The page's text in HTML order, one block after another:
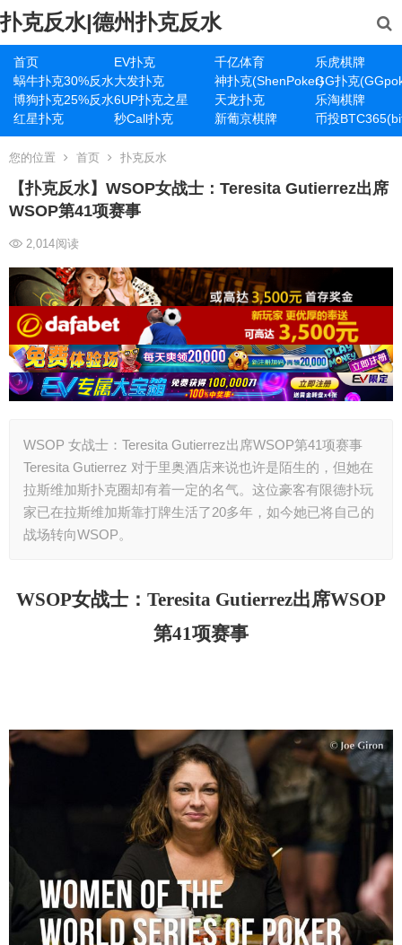
扑克反水|德州扑克反水
首页 EV扑克 千亿体育
乐虎棋牌
蜗牛扑克30%反水大发扑克 神扑克(ShenPoker)GG扑克
博狗扑克25%反水6UP扑克之星 天龙扑克
乐淘棋牌
红星扑克
秒Call扑克 新葡京棋牌 币投
您的位置 首页 扑克反水
【扑克反水】WSOP女战士：Teresita Gutierrez出席
WSOP第41项赛事
2,014阅读
WSOP 女战士：Teresita Gutierrez出席WSOP第41项赛事
Teresita Gutierrez 对于里奥酒店来说也许是陌生的，但她在
拉斯维加斯扑克圈却有着一定的名气。这位豪客有限德扑玩
家已在拉斯维加斯靠打牌生活了20多年，如今她已将自己的
战场转向WSOP。
WSOP女战士：Teresita Gutierrez出席WSOP
第41项赛事